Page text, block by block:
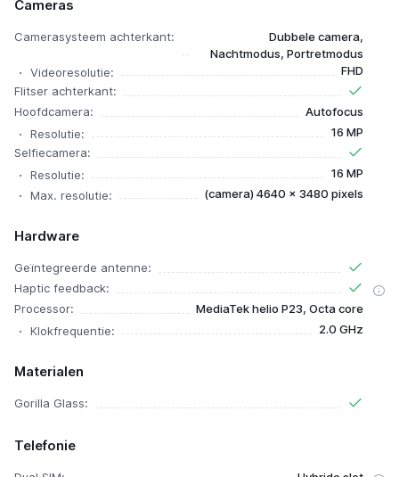
Cameras
Camerasysteem achterkant:
Dubbele camera,
Nachtmodus, Portretmodus
Videoresolutie:
FHD
Flitser achterkant:
Hoofdcamera:
Autofocus
Resolutie:
16 MP
Selfiecamera:
Resolutie:
16 MP
Max. resolutie:
(camera) 4640 x 3480 pixels
Hardware
Geïntegreerde antenne:
Haptic feedback:
Processor:
MediaTek helio P23, Octa core
Klokfrequentie:
2.0 GHz
Materialen
Gorilla Glass:
Telefonie